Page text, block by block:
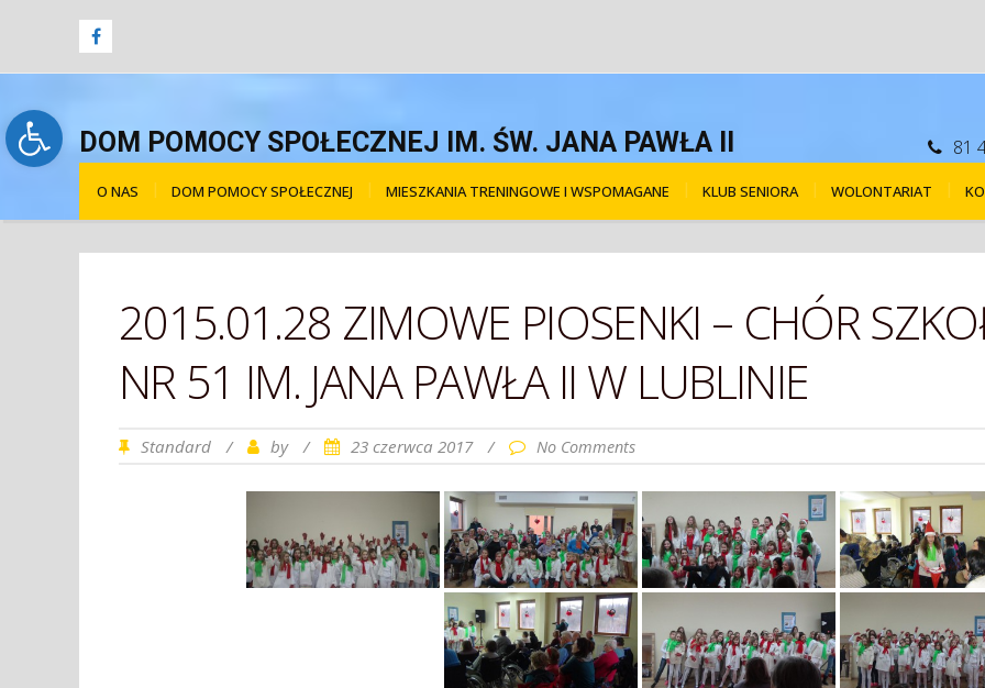
Open toolbarDOM POMOCY SPOŁECZNEJ IM. ŚW. JANA PAWŁA II 81
O NAS DOM POMOCY SPOŁECZNEJ MIESZKANIA TRENINGOWE I WSPOMAGANE KLUB SENIORA WOLONTARIAT
2015.01.28 ZIMOWE PIOSENKI – CHÓR
NR 51 IM. JANA PAWŁA II W LUBLINIE
Standard / by / 23 czerwca 2017 / No Comments